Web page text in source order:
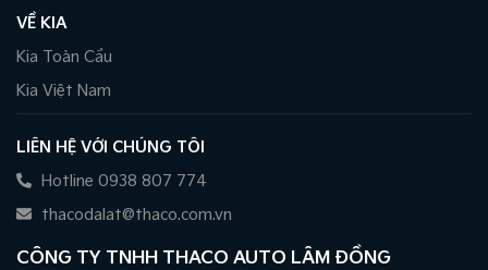
VỀ KIA
Kia Toàn Cầu
Kia Việt Nam
LIÊN HỆ VỚI CHÚNG TÔI
Hotline 0938 807 774
thacodalat@thaco.com.vn
CÔNG TY TNHH THACO AUTO LÂM ĐỒNG